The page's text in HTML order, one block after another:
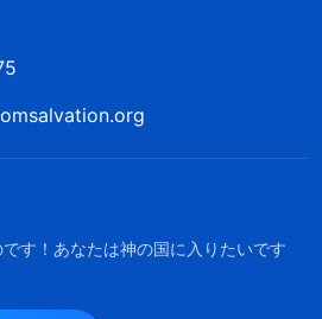
す！あなたは神の国に入りたいです